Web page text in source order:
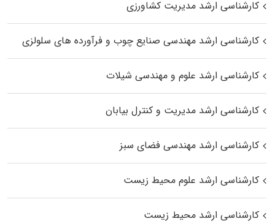
کارشناسی ارشد مدیریت کشاورزی
کارشناسی ارشد مهندسی صنایع چوب و فرآورده‌ های سلولزی
کارشناسی ارشد علوم و مهندسی شیلات
کارشناسی ارشد مدیریت و کنترل بیابان
کارشناسی ارشد مهندسی فضای سبز
کارشناسی ارشد علوم محیط‌ زیست
کارشناسی ارشد محیط زیست